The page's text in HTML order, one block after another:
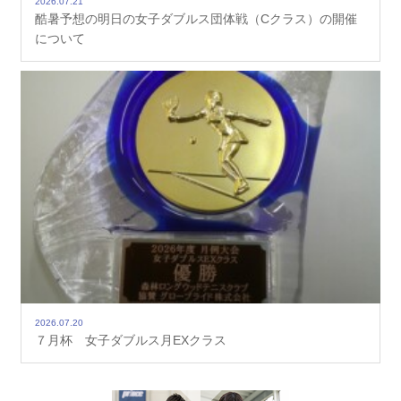
酷暑予想の明日の女子ダブルス団体戦（Cクラス）の開催
について
2026.07.20
７月杯 女子ダブルス月EXクラス